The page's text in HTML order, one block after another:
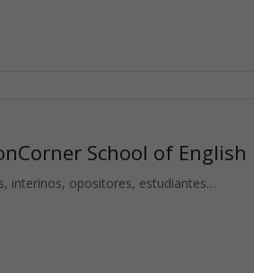
School of English
interinos, opositores, estudiantes…